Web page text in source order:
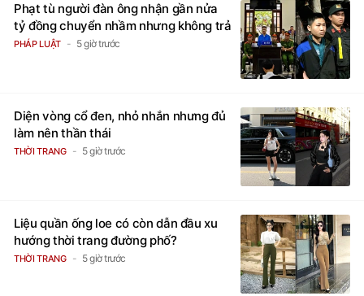
Phạt tù người đàn ông nhận gần nửa
tỷ đồng chuyển nhầm nhưng không trả
PHÁP LUẬT 5 giờ trước
Diện vòng cổ đen, nhỏ nhắn nhưng đủ
làm nên thần thái
THỜI TRANG 5 giờ trước
Liệu quần ống loe có còn dẫn đầu xu
hướng thời trang đường phố?
THỜI TRANG 5 giờ trước